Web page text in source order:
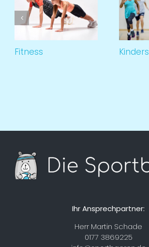
Fitness
Ihr Ansprechpartner:
Herr Martin Schade
0177 3869225